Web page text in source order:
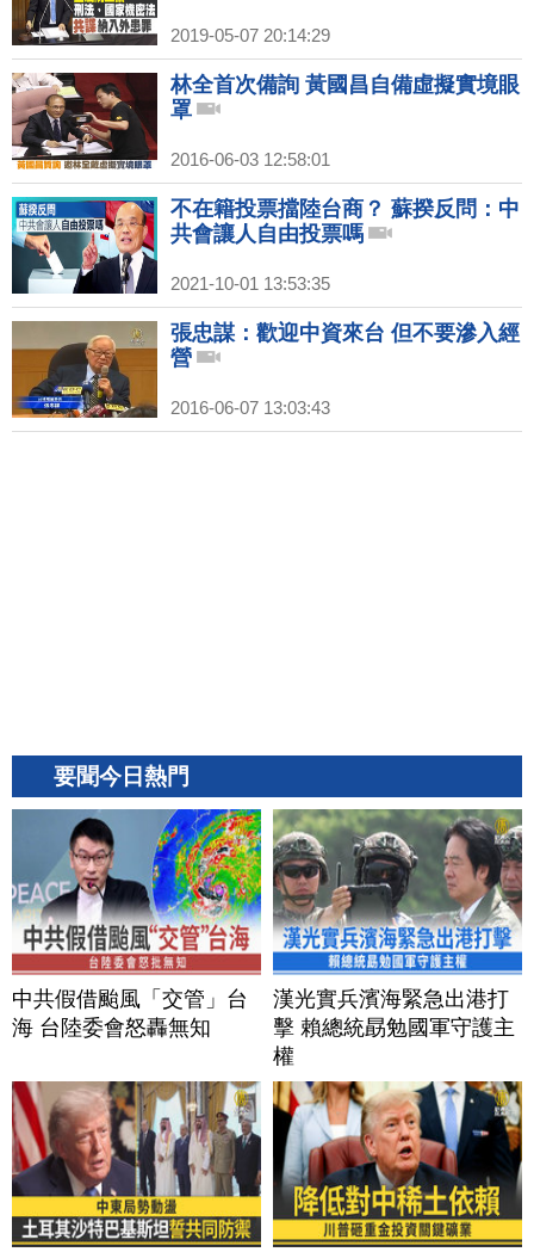
2019-05-07 20:14:29
林全首次備詢 黃國昌自備虛擬實境眼
罩
2016-06-03 12:58:01
不在籍投票擋陸台商？ 蘇揆反問：中
共會讓人自由投票嗎
2021-10-01 13:53:35
張忠謀：歡迎中資來台 但不要滲入經
營
2016-06-07 13:03:43
要聞今日熱門
中共假借颱風「交管」台
海 台陸委會怒轟無知
漢光實兵濱海緊急出港打
擊 賴總統勗勉國軍守護主
權